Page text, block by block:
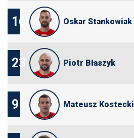
16 Oskar Stankowiak
23 Piotr Błaszyk
9 Mateusz Kostecki